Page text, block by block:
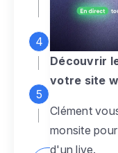
à votre
Ajoutez
présenter
pour
Découvrir
votre site
Clément
monsite
d'un live.